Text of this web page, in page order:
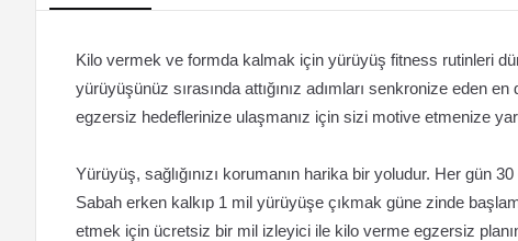
Kilo vermek ve formda kalmak için yürüyüş fitness rutinleri
yürüyüşünüz sırasında attığınız adımları senkronize eden
egzersiz hedeflerinize ulaşmanız için sizi motive etmenize
Yürüyüş, sağlığınızı korumanın harika bir yoludur. Her gün
Sabah erken kalkıp 1 mil yürüyüşe çıkmak güne zinde
etmek için ücretsiz bir mil izleyici ile kilo verme egzersiz